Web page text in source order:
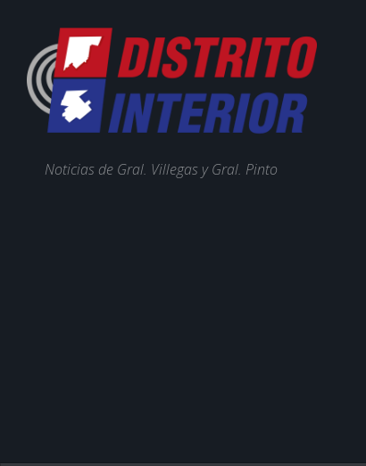
Noticias de Gral. Villegas y Gral. Pinto